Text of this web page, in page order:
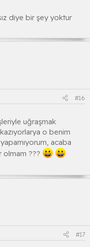
diye bir şey yoktur
#16
uğraşmak
o benim
acaba
olmam ???
#17